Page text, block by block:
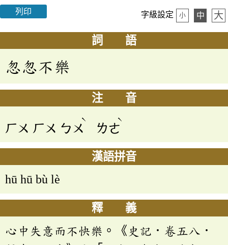
列印 字級設定 小 中 大
詞 語
忽忽不樂
注 音
ㄏㄨ ㄏㄨ ㄅㄨ
ˋ
ㄌㄜ
ˋ
漢語拼音
hū hū bù lè
釋 義
心中失意而不快樂。《史記．卷五八．